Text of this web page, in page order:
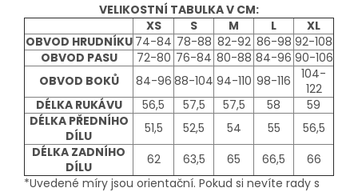
VELIKOSTNÍ TABULKA V CM:
XS
S M L
XL
OBVOD HRUDNÍKU 74-84 78-88 82-92 86-98 92-108
OBVOD PASU
72-80 76-84 80-88 84-96 90-106
OBVOD BOKŮ
84-96 88-104 94-110 98-116
104-
122
DÉLKA RUKÁVU
56,5 57,5 57,5 58
59
DÉLKA PŘEDNÍHO
DÍLU
51,5 52,5 54 55
56,5
DÉLKA ZADNÍHO
DÍLU
62 63,5 65 66,5
66
*Uvedené míry jsou orientační. Pokud si nevíte rady s